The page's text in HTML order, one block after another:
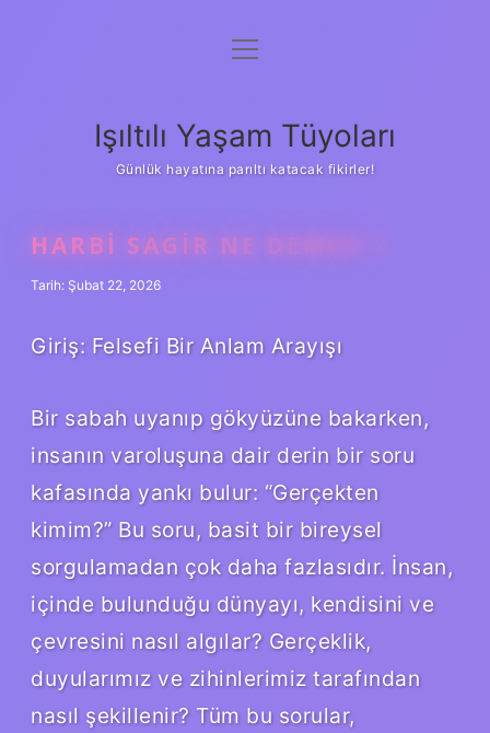
Anasayfa
Yasal Uyarı
menüyü
Işıltılı Yaşam Tüyoları
Günlük hayatına parıltı katacak fikirler!
HARBI SAGIR NE DEMEK ?
Tarih: Şubat 22, 2026
Giriş: Felsefi Bir Anlam Arayışı
Bir sabah uyanıp gökyüzüne bakarken,
insanın varoluşuna dair derin bir soru
kafasında yankı bulur: “Gerçekten
kimim?” Bu soru, basit bir bireysel
sorgulamadan çok daha fazlasıdır. İnsan,
içinde bulunduğu dünyayı, kendisini ve
çevresini nasıl algılar? Gerçeklik,
duyularımız ve zihinlerimiz tarafından
nasıl şekillenir? Tüm bu sorular,